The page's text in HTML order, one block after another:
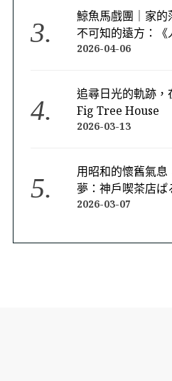
鯨魚馬戲團｜家
不可知的遠方：《
2026-04-06
追尋日光的軌跡，
Fig Tree House
2026-03-13
用昭和的懷舊氣
夢：神戶喫茶店ぱ
2026-03-07